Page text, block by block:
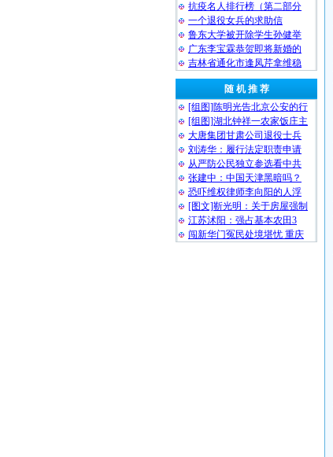
抗疫名人排行榜（第二部分
一个退役女兵的求助信
鲁东大学被开除学生孙健举
广东李宝霖恭贺即将新婚的
吉林省通化市逢凤芹拿维稳
随 机 推 荐
[组图]陈明光告北京公安的行
[组图]湖北钟祥一农家饭庄主
大唐集团甘肃公司退役士兵
刘涛华：履行法定职责申请
从严防公民独立参选看中共
张建中：中国天津黑暗吗？
恐吓维权律师李向阳的人浮
[图文]靳光明：关于房屋强制
江苏沭阳：强占基本农田3
闯新华门冤民处境堪忧 重庆